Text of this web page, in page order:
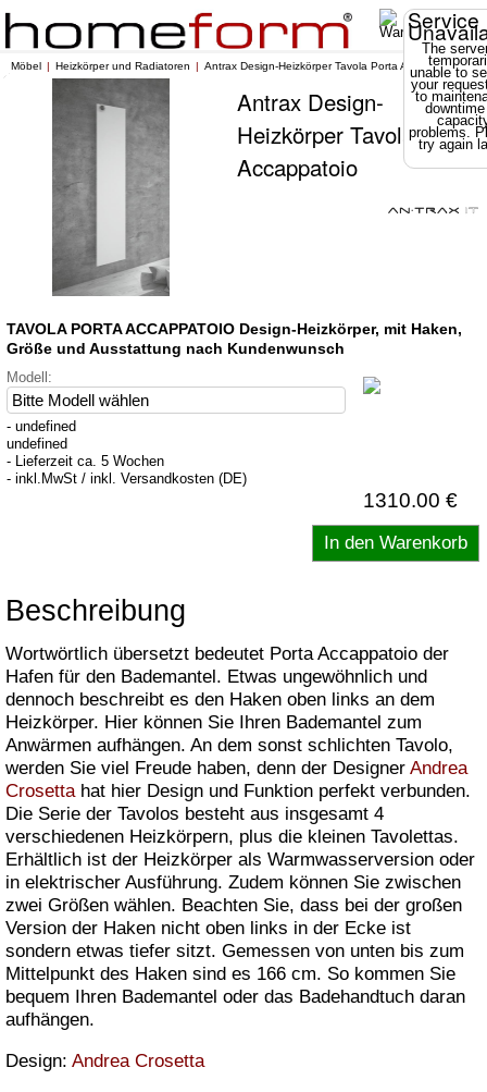
Service
The
unable to
your
to
problems.
try again
Möbel Heizkörper und Radiatoren Antrax Design-Heizkörper Tavola Porta Accappatoio
Antrax Design-
Heizkörper Tavola Porta
Accappatoio
TAVOLA PORTA ACCAPPATOIO Design-Heizkörper, mit Haken,
Größe und Ausstattung nach Kundenwunsch
Modell:
- undefined
undefined
- Lieferzeit ca. 5 Wochen
- inkl.MwSt / inkl. Versandkosten (DE)
1310.00 €
Beschreibung
Wortwörtlich übersetzt bedeutet Porta Accappatoio der
Hafen für den Bademantel. Etwas ungewöhnlich und
dennoch beschreibt es den Haken oben links an dem
Heizkörper. Hier können Sie Ihren Bademantel zum
Anwärmen aufhängen. An dem sonst schlichten Tavolo,
werden Sie viel Freude haben, denn der Designer Andrea
Crosettahat hier Design und Funktion perfekt verbunden.
Die Serie der Tavolos besteht aus insgesamt 4
verschiedenen Heizkörpern, plus die kleinen Tavolettas.
Erhältlich ist der Heizkörper als Warmwasserversion oder
in elektrischer Ausführung. Zudem können Sie zwischen
zwei Größen wählen. Beachten Sie, dass bei der großen
Version der Haken nicht oben links in der Ecke ist
sondern etwas tiefer sitzt. Gemessen von unten bis zum
Mittelpunkt des Haken sind es 166 cm. So kommen Sie
bequem Ihren Bademantel oder das Badehandtuch daran
aufhängen.
Design: Andrea Crosetta